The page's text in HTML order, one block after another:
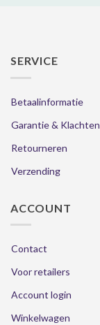
SERVICE
Betaalinformatie
Garantie & Klachten
Retourneren
Verzending
ACCOUNT
Contact
Voor retailers
Account login
Winkelwagen